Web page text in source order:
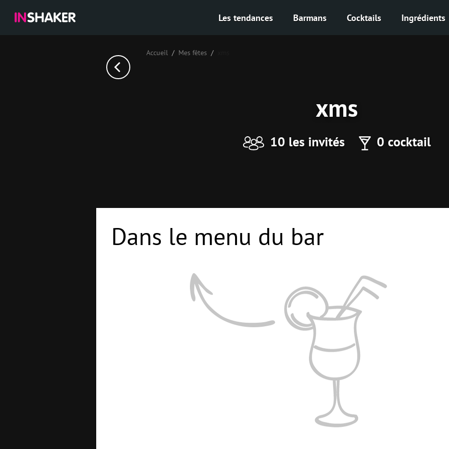
Les tendances Barmans Cocktails Ingrédients
Accueil Mes fêtes
xms
10 les invités 0 cocktail
Dans le menu du bar